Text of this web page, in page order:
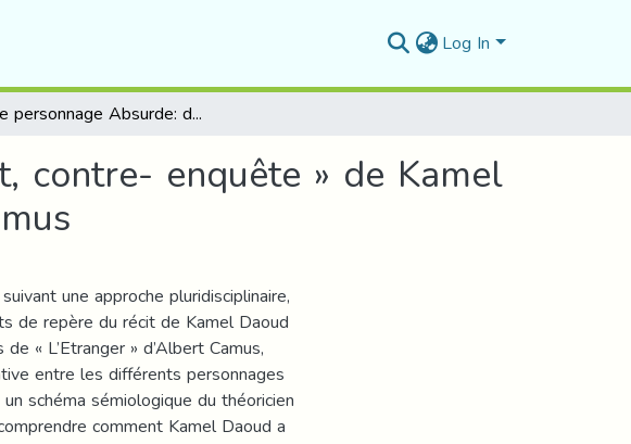
Log In
Le personnage Absurde: dans « Meursault, contre- enquête » de Kamel Daoud et dans « l’Etranger » d’ Albert Camus
contre- enquête » de Kamel
une approche pluridisciplinaire,
de repère du récit de Kamel Daoud
« L’Etranger » d’Albert Camus,
entre les différents personnages
schéma sémiologique du théoricien
comment Kamel Daoud a